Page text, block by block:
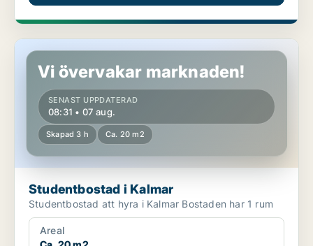
Studentbostad i Kalmar
Vi övervakar marknaden!
SENAST UPPDATERAD
08:31 • 07 aug.
Skapad 3 h Ca. 20 m2
Studentbostad i Kalmar
Studentbostad att hyra i Kalmar Bostaden har 1 rum
Areal